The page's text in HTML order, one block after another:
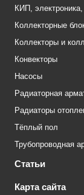
КИП,
Коллекторные
Коллекторы и
Конвекторы
Насосы
Радиаторная
Радиаторы
Тёплый пол
Трубопроводная
Статьи
Карта сайта